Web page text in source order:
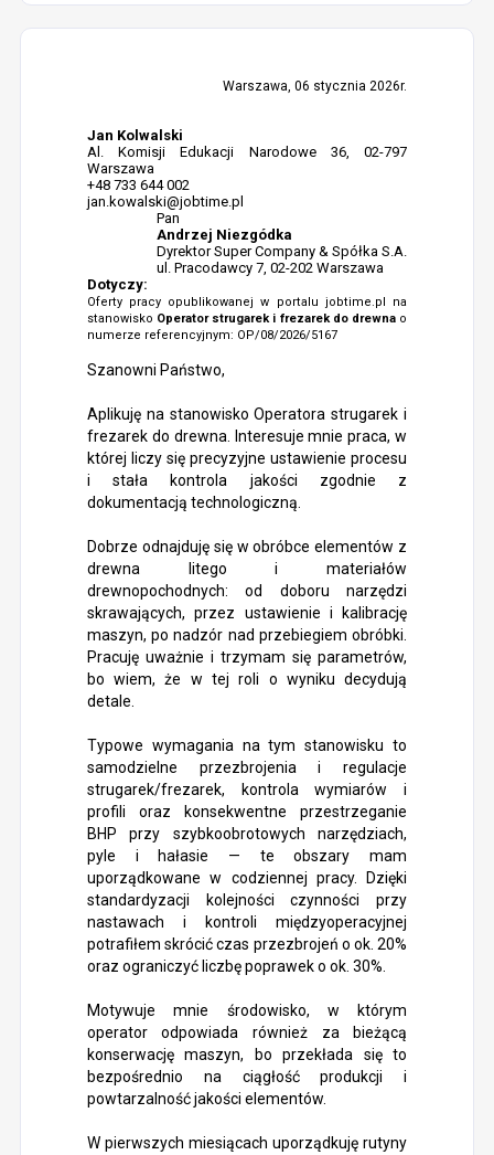
Warszawa, 06 stycznia 2026r.
Jan Kolwalski
Al. Komisji Edukacji Narodowe 36, 02-797
Warszawa
+48 733 644 002
jan.kowalski@jobtime.pl
Pan
Andrzej Niezgódka
Dyrektor Super Company & Spółka S.A.
ul. Pracodawcy 7, 02-202 Warszawa
Dotyczy:
Oferty pracy opublikowanej w portalu jobtime.pl na
stanowisko Operator strugarek i frezarek do drewnao
numerze referencyjnym: OP/08/2026/5167
Szanowni Państwo,
Aplikuję na stanowisko Operatora strugarek i
frezarek do drewna. Interesuje mnie praca, w
której liczy się precyzyjne ustawienie procesu
i stała kontrola jakości zgodnie z
dokumentacją technologiczną.
Dobrze odnajduję się w obróbce elementów z
drewna litego i materiałów
drewnopochodnych: od doboru narzędzi
skrawających, przez ustawienie i kalibrację
maszyn, po nadzór nad przebiegiem obróbki.
Pracuję uważnie i trzymam się parametrów,
bo wiem, że w tej roli o wyniku decydują
detale.
Typowe wymagania na tym stanowisku to
samodzielne przezbrojenia i regulacje
strugarek/frezarek, kontrola wymiarów i
profili oraz konsekwentne przestrzeganie
BHP przy szybkoobrotowych narzędziach,
pyle i hałasie — te obszary mam
uporządkowane w codziennej pracy. Dzięki
standardyzacji kolejności czynności przy
nastawach i kontroli międzyoperacyjnej
potrafiłem skrócić czas przezbrojeń o ok. 20%
oraz ograniczyć liczbę poprawek o ok. 30%.
Motywuje mnie środowisko, w którym
operator odpowiada również za bieżącą
konserwację maszyn, bo przekłada się to
bezpośrednio na ciągłość produkcji i
powtarzalność jakości elementów.
W pierwszych miesiącach uporządkuję rutyny